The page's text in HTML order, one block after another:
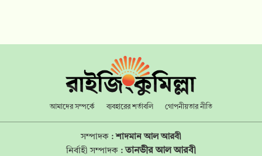
আমাদের সম্পর্কে ব্যবহারের শর্তাবলি গোপনীয়তার নীতি
সম্পাদক :শাদমান আল আরবী
নির্বাহী সম্পাদক :তানভীর আল আরবী